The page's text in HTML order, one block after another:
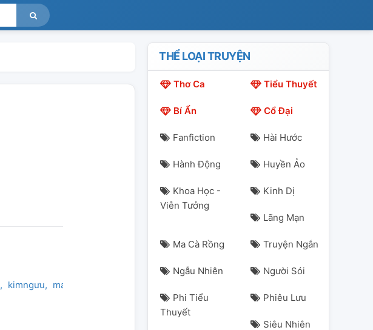
kimngưu makết
THỂ LOẠI TRUYỆN
Thơ Ca Tiểu Thuyết
Bí Ẩn Cổ Đại
Fanfiction Hài Hước
Hành Động Huyền Ảo
Khoa Học -
Viễn Tưởng
Kinh Dị
Lãng Mạn
Ma Cà Rồng Truyện Ngắn
Ngẫu Nhiên Người Sói
Phi Tiểu
Thuyết
Phiêu Lưu
Siêu Nhiên